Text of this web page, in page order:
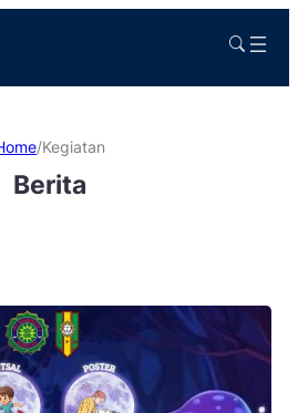
/Kegiatan
Berita